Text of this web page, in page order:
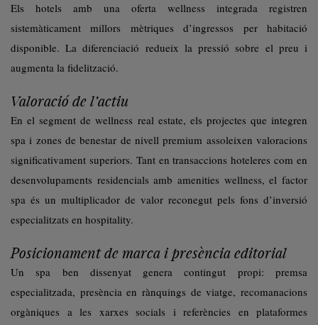
Els hotels amb una oferta wellness integrada registren
sistemàticament millors mètriques d’ingressos per habitació
disponible. La diferenciació redueix la pressió sobre el preu i
augmenta la fidelització.
Valoració de l’actiu
En el segment de wellness real estate, els projectes que integren
spa i zones de benestar de nivell premium assoleixen valoracions
significativament superiors. Tant en transaccions hoteleres com en
desenvolupaments residencials amb amenities wellness, el factor
spa és un multiplicador de valor reconegut pels fons d’inversió
especialitzats en hospitality.
Posicionament de marca i presència editorial
Un spa ben dissenyat genera contingut propi: premsa
especialitzada, presència en rànquings de viatge, recomanacions
orgàniques a les xarxes socials i referències en plataformes